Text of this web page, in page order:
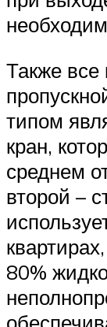
Также
типом
кран,
среднем
второй –
80%